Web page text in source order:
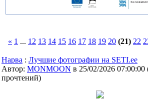
« 1 ... 12 13 14 15 16 17 18 19 20 (21) 22
Нарва : Лучшие фотографии на SETI.ee
Автор: MONMOON в 25/02/2026 07:00:00
прочтений)